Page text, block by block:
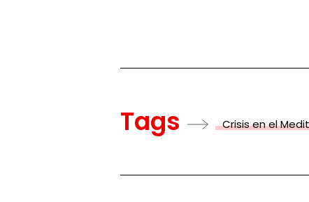
Tags Crisis en el